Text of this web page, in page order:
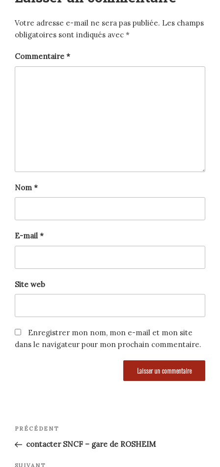
Votre adresse e-mail ne sera pas publiée. Les champs
obligatoires sont indiqués avec *
Commentaire *
Nom *
E-mail *
Site web
Enregistrer mon nom, mon e-mail et mon site
dans le navigateur pour mon prochain commentaire.
Navigation
de
Article
précédent
PRÉCÉDENT
contacter SNCF – gare de ROSHEIM